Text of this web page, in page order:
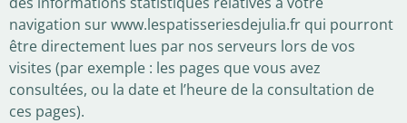
navigation sur www.lespatisseriesdejulia.fr qui pourront
être directement lues par nos serveurs lors de vos
visites (par exemple : les pages que vous avez
consultées, ou la date et l’heure de la consultation de
ces pages).